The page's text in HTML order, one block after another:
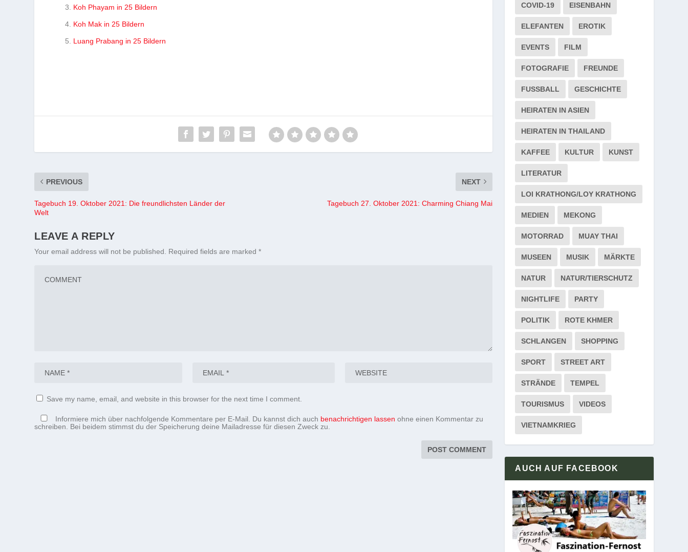
Koh Phayam in 25 Bildern
Koh Mak in 25 Bildern
Luang Prabang in 25 Bildern
PREVIOUS
Tagebuch 19. Oktober 2021: Die freundlichsten Länder der
Welt
NEXT
Tagebuch 27. Oktober 2021: Charming Chiang Mai
LEAVE A REPLY
Your email address will not be published. Required fields are marked*
Save my name, email, and website in this browser for the next time I comment.
Informiere mich über nachfolgende Kommentare per E-Mail. Du kannst dich auch benachrichtigen lassen ohne einen Kommentar zu
schreiben. Bei beidem stimmst du der Speicherung deine Mailadresse für diesen Zweck zu.
COVID-19 EISENBAHN
ELEFANTEN EROTIK
EVENTS FILM
FOTOGRAFIE FREUNDE
FUSSBALL GESCHICHTE
HEIRATEN IN ASIEN
HEIRATEN IN THAILAND
KAFFEE KULTUR KUNST
LITERATUR
LOI KRATHONG/LOY KRATHONG
MEDIEN MEKONG
MOTORRAD MUAY THAI
MUSEEN MUSIK MÄRKTE
NATUR NATUR/TIERSCHUTZ
NIGHTLIFE PARTY
POLITIK ROTE KHMER
SCHLANGEN SHOPPING
SPORT STREET ART
STRÄNDE TEMPEL
TOURISMUS VIDEOS
VIETNAMKRIEG
AUCH AUF FACEBOOK